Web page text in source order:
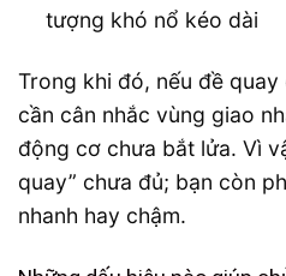
tượng khó nổ kéo dài
Trong khi đó, nếu đề quay
cần cân nhắc vùng giao
động cơ chưa bắt lửa. Vì
quay” chưa đủ; bạn còn
nhanh hay chậm.